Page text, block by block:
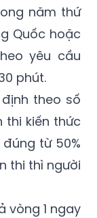
năm thứ
Quốc hoặc
yêu cầu
phút.
theo số
kiến thức
từ 50%
thi thì người
vòng 1 ngay